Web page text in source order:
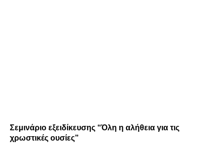
Σεμινάριο εξειδίκευσης “Όλη η αλήθεια για τις
χρωστικές ουσίες”